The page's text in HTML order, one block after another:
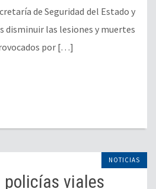
de Seguridad del Estado y
disminuir las lesiones y muertes
por […]
NOTICIAS
policías viales